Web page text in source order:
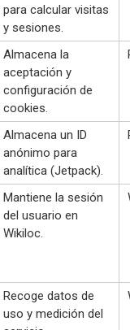
para calcular visitas
y sesiones.
Almacena la
aceptación y
configuración de
cookies.
Almacena un ID
anónimo para
analítica (Jetpack).
Mantiene la sesión
del usuario en
Wikiloc.
Recoge datos de
uso y medición del